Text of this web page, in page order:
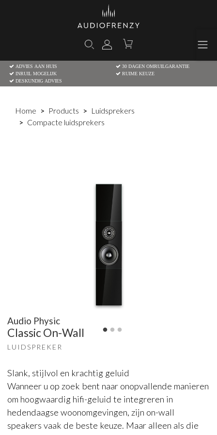
ADVIES AAN HUIS
30 DAGEN OMRUILGARANTIE
INRUIL MOGELIJK
RUIME KEUZE
DESKUNDIG ADVIES
Home Products
Luidsprekers
Compacte luidsprekers
Audio Physic
Classic On-Wall
LUIDSPREKER
Slank, stijlvol en krachtig geluid
Wanneer u op zoek bent naar onopvallende manieren
om hoogwaardig hifi-geluid te integreren in
hedendaagse woonomgevingen, zijn on-wall
speakers vaak de beste keuze. Maar alleen als die